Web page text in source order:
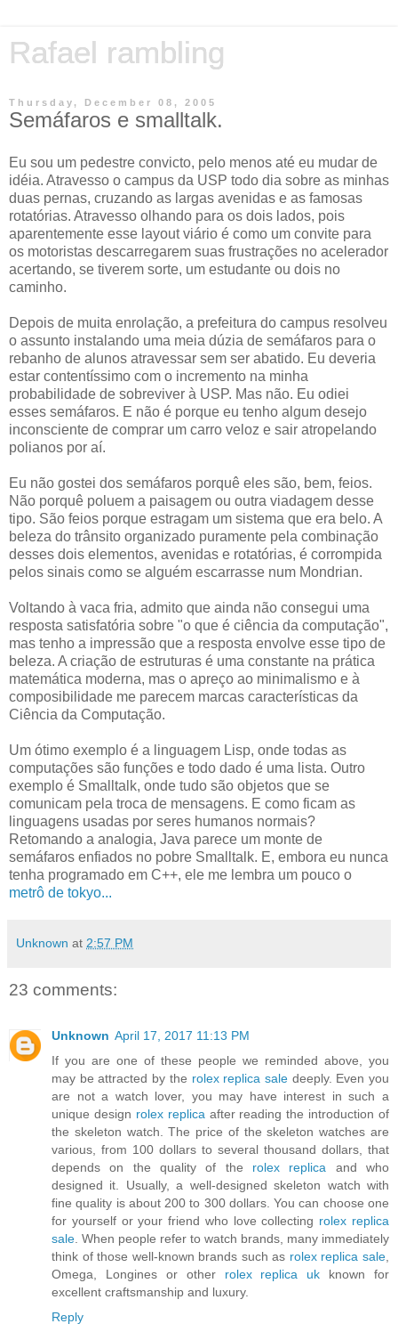
Rafael rambling
Thursday, December 08, 2005
Semáfaros e smalltalk.
Eu sou um pedestre convicto, pelo menos até eu mudar de
idéia. Atravesso o campus da USP todo dia sobre as minhas
duas pernas, cruzando as largas avenidas e as famosas
rotatórias. Atravesso olhando para os dois lados, pois
aparentemente esse layout viário é como um convite para
os motoristas descarregarem suas frustrações no acelerador
acertando, se tiverem sorte, um estudante ou dois no
caminho.
Depois de muita enrolação, a prefeitura do campus resolveu
o assunto instalando uma meia dúzia de semáfaros para o
rebanho de alunos atravessar sem ser abatido. Eu deveria
estar contentíssimo com o incremento na minha
probabilidade de sobreviver à USP. Mas não. Eu odiei
esses semáfaros. E não é porque eu tenho algum desejo
inconsciente de comprar um carro veloz e sair atropelando
polianos por aí.
Eu não gostei dos semáfaros porquê eles são, bem, feios.
Não porquê poluem a paisagem ou outra viadagem desse
tipo. São feios porque estragam um sistema que era belo. A
beleza do trânsito organizado puramente pela combinação
desses dois elementos, avenidas e rotatórias, é corrompida
pelos sinais como se alguém escarrasse num Mondrian.
Voltando à vaca fria, admito que ainda não consegui uma
resposta satisfatória sobre "o que é ciência da computação",
mas tenho a impressão que a resposta envolve esse tipo de
beleza. A criação de estruturas é uma constante na prática
matemática moderna, mas o apreço ao minimalismo e à
composibilidade me parecem marcas características da
Ciência da Computação.
Um ótimo exemplo é a linguagem Lisp, onde todas as
computações são funções e todo dado é uma lista. Outro
exemplo é Smalltalk, onde tudo são objetos que se
comunicam pela troca de mensagens. E como ficam as
linguagens usadas por seres humanos normais?
Retomando a analogia, Java parece um monte de
semáfaros enfiados no pobre Smalltalk. E, embora eu nunca
tenha programado em C++, ele me lembra um pouco o
metrô de tokyo...
Unknown at 2:57 PM
23 comments:
Unknown April 17, 2017 11:13 PM
If you are one of these people we reminded above, you
may be attracted by the rolex replica saledeeply. Even you
are not a watch lover, you may have interest in such a
unique design rolex replica after reading the introduction of
the skeleton watch. The price of the skeleton watches are
various, from 100 dollars to several thousand dollars, that
depends on the quality of the rolex replica and who
designed it. Usually, a well-designed skeleton watch with
fine quality is about 200 to 300 dollars. You can choose one
for yourself or your friend who love collecting rolex replica
sale . When people refer to watch brands, many immediately
think of those well-known brands such as rolex replica sale
Omega, Longines or other rolex replica uk known for
excellent craftsmanship and luxury.
Reply